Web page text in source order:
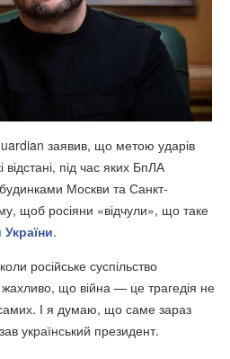
заявив, що метою ударів
відстані, під час яких БпЛА
Москви та Санкт-
щоб росіяни «відчули», що таке
України.
російське суспільство
що війна — це трагедія не
І я думаю, що саме зараз
український президент.